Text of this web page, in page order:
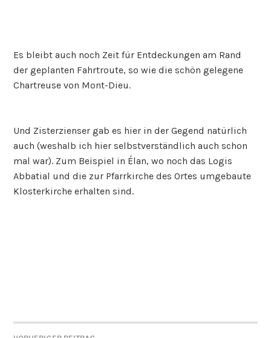
Es bleibt auch noch Zeit für Entdeckungen am Rand
der geplanten Fahrtroute, so wie die schön gelegene
Chartreuse von Mont-Dieu.
Und Zisterzienser gab es hier in der Gegend natürlich
auch (weshalb ich hier selbstverständlich auch schon
mal war). Zum Beispiel in Élan, wo noch das Logis
Abbatial und die zur Pfarrkirche des Ortes umgebaute
Klosterkirche erhalten sind.